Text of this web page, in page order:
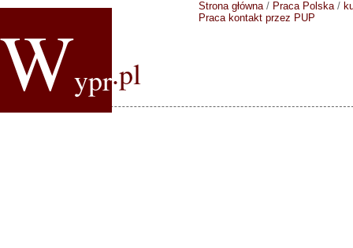
Wypr.pl
Strona główna/ Praca Polska/
Praca kontakt przez PUP